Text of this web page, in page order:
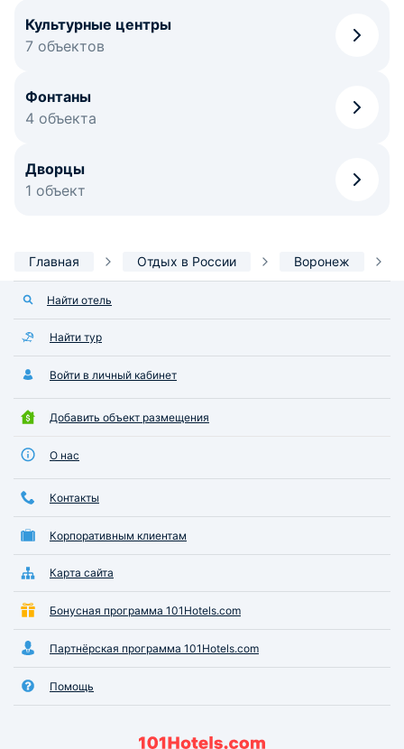
Культурные центры
7 объектов
Фонтаны
4 объекта
Дворцы
1 объект
Главная Отдых в России Воронеж
Найти отель
Найти тур
Войти в личный кабинет
Добавить объект размещения
О нас
Контакты
Корпоративным клиентам
Карта сайта
Бонусная программа 101Hotels.com
Партнёрская программа 101Hotels.com
Помощь